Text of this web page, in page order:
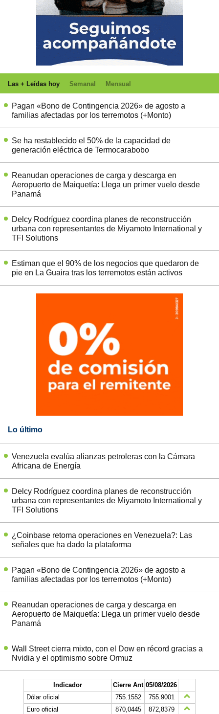
Las + Leídas hoy Semanal Mensual
Pagan «Bono de Contingencia 2026» de agosto a
familias afectadas por los terremotos (+Monto)
Se ha restablecido el 50% de la capacidad de
generación eléctrica de Termocarabobo
Reanudan operaciones de carga y descarga en
Aeropuerto de Maiquetía: Llega un primer vuelo desde
Panamá
Delcy Rodríguez coordina planes de reconstrucción
urbana con representantes de Miyamoto International y
TFI Solutions
Estiman que el 90% de los negocios que quedaron de
pie en La Guaira tras los terremotos están activos
Lo último
Venezuela evalúa alianzas petroleras con la Cámara
Africana de Energía
Delcy Rodríguez coordina planes de reconstrucción
urbana con representantes de Miyamoto International y
TFI Solutions
¿Coinbase retoma operaciones en Venezuela?: Las
señales que ha dado la plataforma
Pagan «Bono de Contingencia 2026» de agosto a
familias afectadas por los terremotos (+Monto)
Reanudan operaciones de carga y descarga en
Aeropuerto de Maiquetía: Llega un primer vuelo desde
Panamá
Wall Street cierra mixto, con el Dow en récord gracias a
Nvidia y el optimismo sobre Ormuz
Indicador Cierre Ant 05/08/2026
Dólar oficial
755.1552
755.9001
Euro oficial
870,0445
872,8379